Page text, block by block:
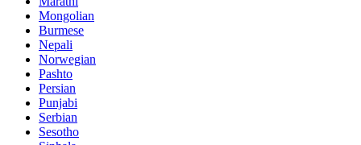
Mongolian
Burmese
Nepali
Norwegian
Pashto
Persian
Punjabi
Serbian
Sesotho